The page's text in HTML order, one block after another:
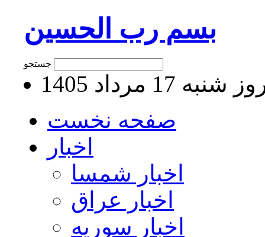
بسم رب الحسین
17 مرداد 1405
صفحه نخست
اخبار
اخبار شمسا
اخبار عراق
اخبار سوریه